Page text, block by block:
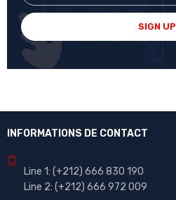
SIGN UP
INFORMATIONS DE CONTACT
Line 1: (+212) 666 830 190
Line 2: (+212) 666 972 009